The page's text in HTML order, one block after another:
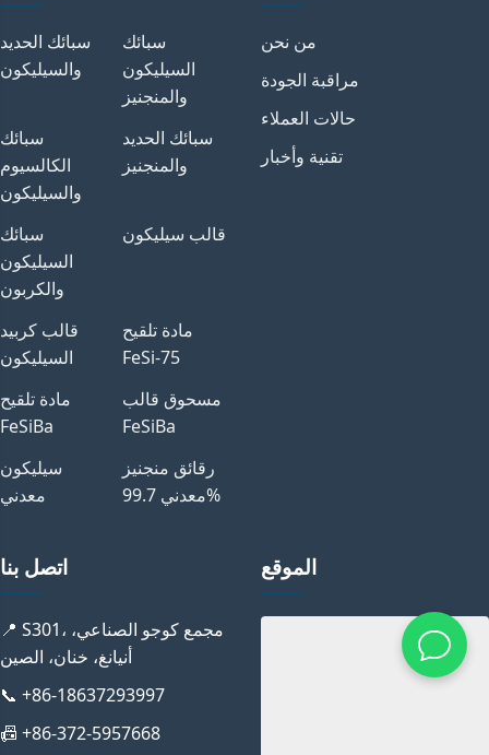
سبائك الحديد
والسيليكون
سبائك
السيليكون
والمنجنيز
سبائك
الكالسيوم
والسيليكون
سبائك الحديد
والمنجنيز
سبائك
السيليكون
والكربون
قالب سيليكون
قالب كربيد
السيليكون
مادة تلقيح
FeSi-75
مادة تلقيح
FeSiBa
مسحوق قالب
FeSiBa
سيليكون
معدني
رقائق منجنيز
معدني 99.7%
من نحن
مراقبة الجودة
حالات العملاء
تقنية وأخبار
اتصل بنا
📍 S301، مجمع كوجو الصناعي،
أنيانغ، خنان، الصين
📞 +86-18637293997
📠 +86-372-5957668
الموقع